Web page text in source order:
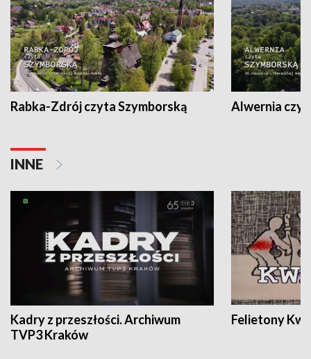
Rabka-Zdrój czyta Szymborską Alwernia
INNE
Kadry z przeszłości. Archiwum
TVP3 Kraków
Felietony